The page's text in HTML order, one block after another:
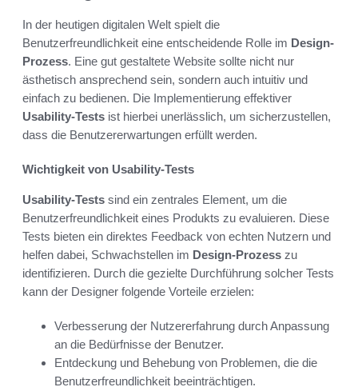
In der heutigen digitalen Welt spielt die
Benutzerfreundlichkeit eine entscheidende Rolle im Design-
Prozess. Eine gut gestaltete Website sollte nicht nur
ästhetisch ansprechend sein, sondern auch intuitiv und
einfach zu bedienen. Die Implementierung effektiver
Usability-Tests ist hierbei unerlässlich, um sicherzustellen,
dass die Benutzererwartungen erfüllt werden.
Wichtigkeit von Usability-Tests
Usability-Tests sind ein zentrales Element, um die
Benutzerfreundlichkeit eines Produkts zu evaluieren. Diese
Tests bieten ein direktes Feedback von echten Nutzern und
helfen dabei, Schwachstellen im Design-Prozess zu
identifizieren. Durch die gezielte Durchführung solcher Tests
kann der Designer folgende Vorteile erzielen:
Verbesserung der Nutzererfahrung durch Anpassung
an die Bedürfnisse der Benutzer.
Entdeckung und Behebung von Problemen, die die
Benutzerfreundlichkeit beeinträchtigen.